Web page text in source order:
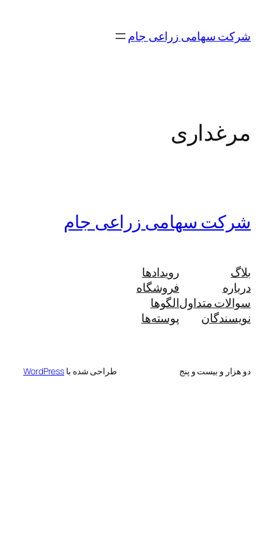
محتواشرکت سهامی زراعی جام
مرغداری
شرکت سهامی زراعی جام
بلاگ
درباره
سوالات متداول
نویسندگان
رویدادها
فروشگاه
الگوها
پوسته‌ها
دو هزار و بیست و پنج طراحی شده با WordPress